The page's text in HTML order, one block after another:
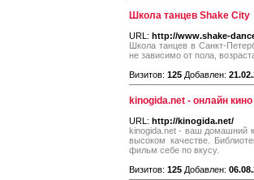
Школа танцев Shake City
URL: http://www.shake-
Школа танцев в Санкт-
не зависимо от пола,
Визитов: 125 Добавлен:
kinogida.net - онлайн
URL: http://kinogida.net/
kinogida.net - ваш домашний
высоком качестве.
фильм себе по вкусу.
Визитов: 125 Добавлен: